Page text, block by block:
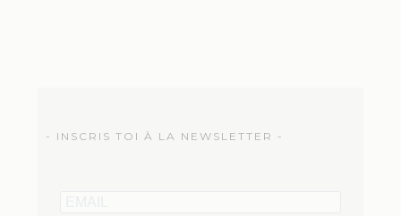
- INSCRIS TOI À LA NEWSLETTER -